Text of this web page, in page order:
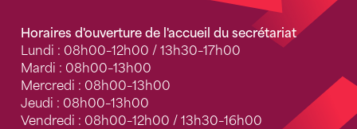
Horaires d'ouverture de l'accueil du secrétariat
Lundi : 08h00–12h00 / 13h30–17h00
Mardi : 08h00–13h00
Mercredi : 08h00–13h00
Jeudi : 08h00–13h00
Vendredi : 08h00–12h00 / 13h30–16h00